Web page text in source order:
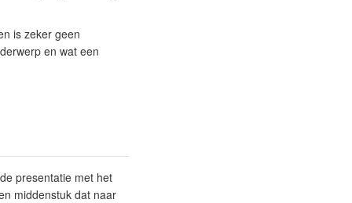
is zeker geen
en wat een
presentatie met het
middenstuk dat naar